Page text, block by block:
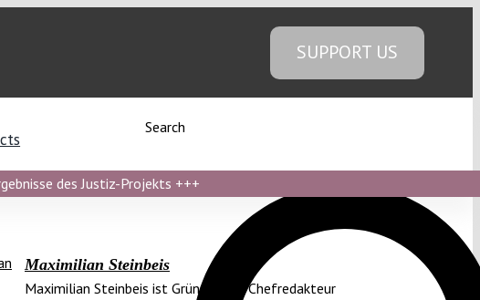
SUPPORT US
Search
des Justiz-Projekts +++
Maximilian Steinbeis
Maximilian Steinbeis ist Gründer und Chefredakteur